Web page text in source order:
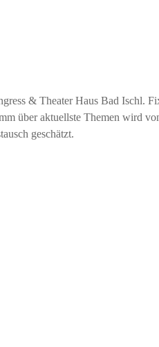
& Thea­ter­ Haus Bad Ischl.
über aktu­ellste Themen wird
geschätzt.